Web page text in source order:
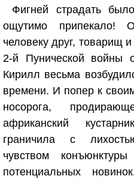
Фигней страдать
ощутимо припекало!
человеку друг, товарищ
2-й Пунической войны
Кирилл весьма
времени. И попер к
носорога,
африканский
граничила с
чувством
потенциальных